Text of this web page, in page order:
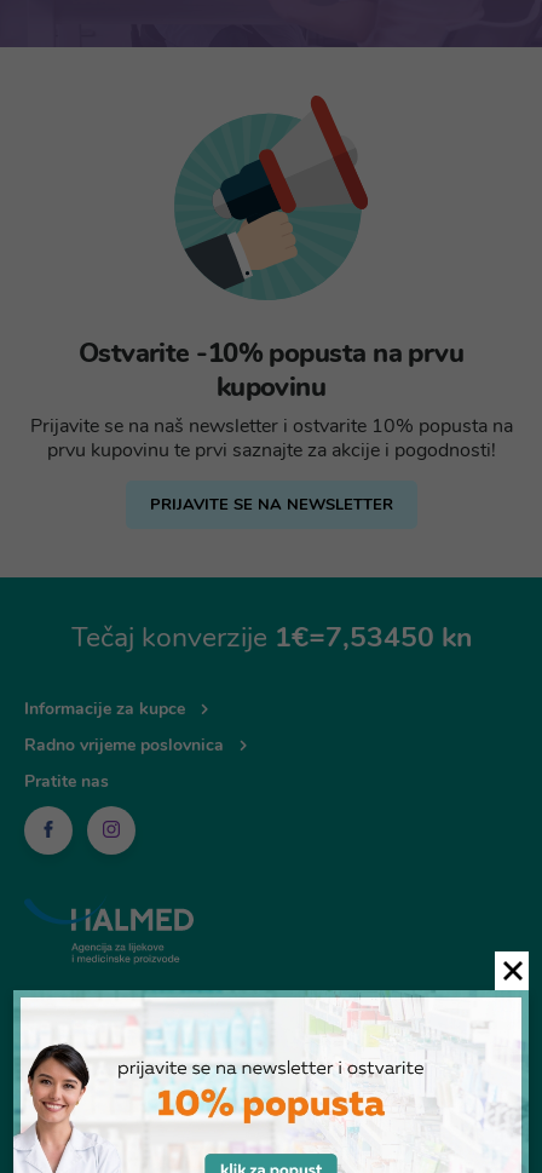
Ostvarite -10% popusta na prvu
kupovinu
Prijavite se na naš newsletter i ostvarite 10% popusta na
prvu kupovinu te prvi saznajte za akcije i pogodnosti!
PRIJAVITE SE NA NEWSLETTER
Tečaj konverzije 1€=7,53450 kn
Informacije za kupce
Radno vrijeme poslovnica
Pratite nas
© Ljekarna Talan 2026